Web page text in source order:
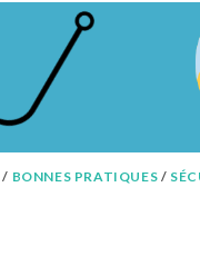
/ BONNES PRATIQUES /